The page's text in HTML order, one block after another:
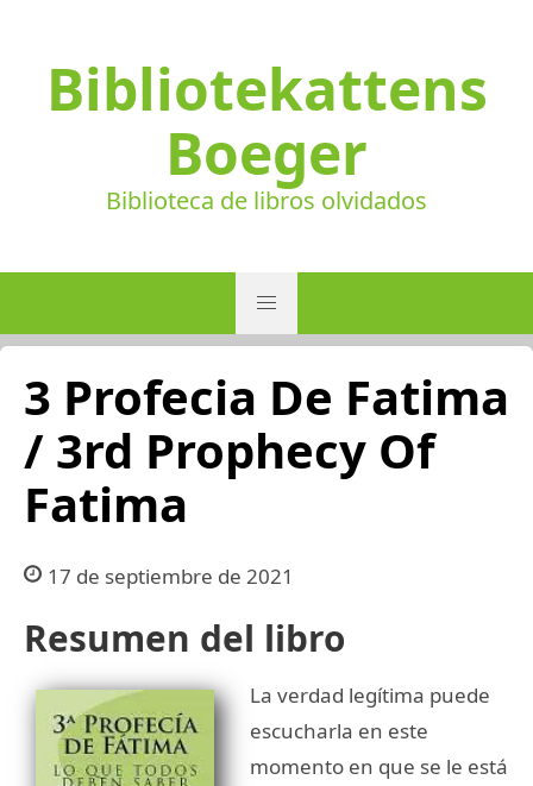
Bibliotekattens
Boeger
Biblioteca de libros olvidados
3 Profecia De Fatima
/ 3rd Prophecy Of
Fatima
17 de septiembre de 2021
Resumen del libro
La verdad legítima puede
escucharla en este
momento en que se le está